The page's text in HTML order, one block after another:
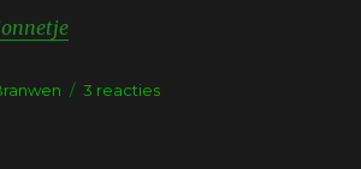
3 reactiesop